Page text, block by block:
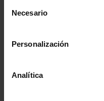
Necesario
Personalización
Analítica
plenes i coques